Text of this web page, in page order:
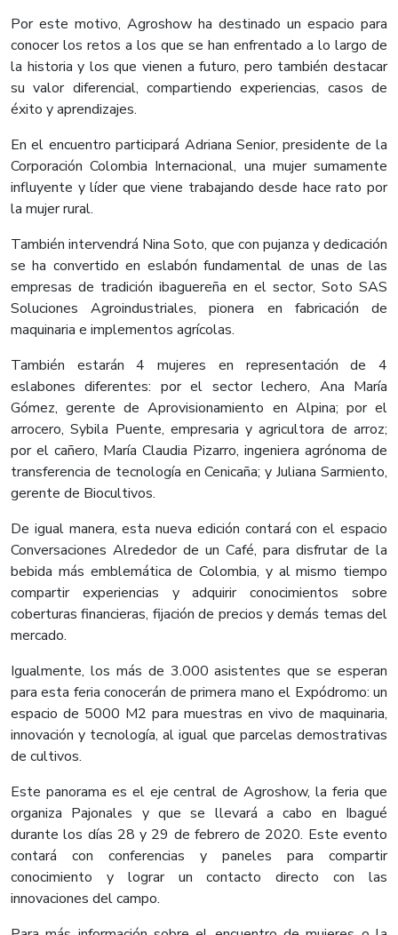
Por este motivo, Agroshow ha destinado un espacio para
conocer los retos a los que se han enfrentado a lo largo de
la historia y los que vienen a futuro, pero también destacar
su valor diferencial, compartiendo experiencias, casos de
éxito y aprendizajes.
En el encuentro participará Adriana Senior, presidente de la
Corporación Colombia Internacional, una mujer sumamente
influyente y líder que viene trabajando desde hace rato por
la mujer rural.
También intervendrá Nina Soto, que con pujanza y dedicación
se ha convertido en eslabón fundamental de unas de las
empresas de tradición ibaguereña en el sector, Soto SAS
Soluciones Agroindustriales, pionera en fabricación de
maquinaria e implementos agrícolas.
También estarán 4 mujeres en representación de 4
eslabones diferentes: por el sector lechero, Ana María
Gómez, gerente de Aprovisionamiento en Alpina; por el
arrocero, Sybila Puente, empresaria y agricultora de arroz;
por el cañero, María Claudia Pizarro, ingeniera agrónoma de
transferencia de tecnología en Cenicaña; y Juliana Sarmiento,
gerente de Biocultivos.
De igual manera, esta nueva edición contará con el espacio
Conversaciones Alrededor de un Café, para disfrutar de la
bebida más emblemática de Colombia, y al mismo tiempo
compartir experiencias y adquirir conocimientos sobre
coberturas financieras, fijación de precios y demás temas del
mercado.
Igualmente, los más de 3.000 asistentes que se esperan
para esta feria conocerán de primera mano el Expódromo: un
espacio de 5000 M2 para muestras en vivo de maquinaria,
innovación y tecnología, al igual que parcelas demostrativas
de cultivos.
Este panorama es el eje central de Agroshow, la feria que
organiza Pajonales y que se llevará a cabo en Ibagué
durante los días 28 y 29 de febrero de 2020. Este evento
contará con conferencias y paneles para compartir
conocimiento y lograr un contacto directo con las
innovaciones del campo.